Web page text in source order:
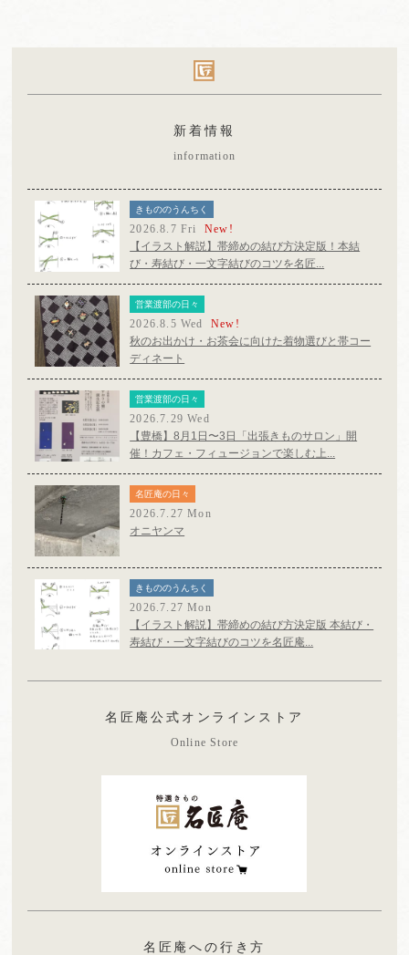
新着情報
information
きもののうんちく
2026.8.7 Fri New!
【イラスト解説】帯締めの結び方決定版！本結
び・寿結び・一文字結びのコツを名匠...
営業渡部の日々
2026.8.5 Wed New!
秋のお出かけ・お茶会に向けた着物選びと帯コー
ディネート
営業渡部の日々
2026.7.29 Wed
【豊橋】8月1日〜3日「出張きものサロン」開
催！カフェ・フィュージョンで楽しむ上...
名匠庵の日々
2026.7.27 Mon
オニヤンマ
きもののうんちく
2026.7.27 Mon
【イラスト解説】帯締めの結び方決定版 本結び・
寿結び・一文字結びのコツを名匠庵...
名匠庵公式オンラインストア
Online Store
名匠庵への行き方